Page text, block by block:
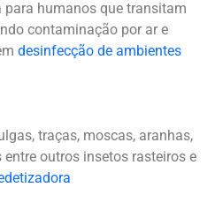
humanos que transitam
contaminação por ar e
desinfecção de ambientes
traças, moscas, aranhas,
outros insetos rasteiros e